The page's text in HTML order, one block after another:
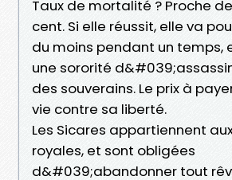
Taux de mortalité ? Proche
cent. Si elle réussit, elle va
du moins pendant un temps,
une sororité
des souverains. Le prix à
vie contre sa liberté.
Les Sicares appartiennent
royales, et sont obligées
d&#039;abandonner tout